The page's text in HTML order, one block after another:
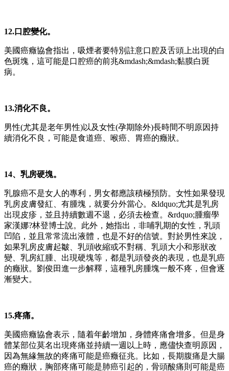
12.口腔變化。
美國癌癥協會指出，吸煙者要特別註意口腔及舌頭上出現的白
色斑塊，這可能是口腔癌的前兆&mdash;&mdash;黏膜白斑
病。
13.消化不良。
男性(尤其是老年男性)以及女性(孕期除外)長時間不明原因持
續消化不良，可能是食道癌、喉癌、胃癌的癥狀。
14、乳房硬塊。
乳腺癌不是女人的專利，男女都應該積極預防。女性如果發現
乳房皮膚發紅、有腫塊，就要分外當心。&ldquo;尤其是乳房
出現皮疹，並且持續數週不退，必須去檢查。&rdquo;腫瘤學
家漢娜?林登博士說。此外，她指出，非哺乳期的女性，乳頭
凹陷， 並且 常常流出液體，也是不好的信號。對於男性來說，
如果乳房皮膚起皺、乳頭收縮或不對稱、乳頭大小和形狀改
變、乳房紅腫、 出現硬塊等，都是乳頭發炎的表現，也是乳癌
的癥狀。劉俊田進一步解釋，這種乳房腫塊一般不疼，但會逐
漸變大。
15.疼痛。
美國癌癥協會表示，隨着年齡增加，身體疼痛會增多。但是身
體某部位莫名出現疼痛並持續一週以上時，應儘快查明原因，
因為無緣無故的疼痛可能是癌癥征兆。比如，長期腹痛是大腸
癌的癥狀，胸部疼痛可能是肺癌引起的，骨頭酸痛則可能是癌